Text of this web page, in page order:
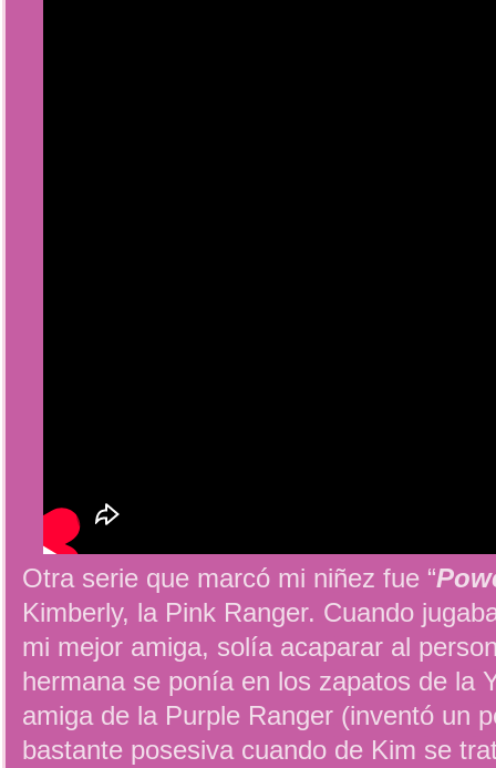
Otra serie que marcó mi niñez fue “
Kimberly, la Pink Ranger. Cuando
mi mejor amiga, solía acaparar al
hermana se ponía en los zapatos de la
amiga de la Purple Ranger (inventó un
bastante posesiva cuando de Kim se